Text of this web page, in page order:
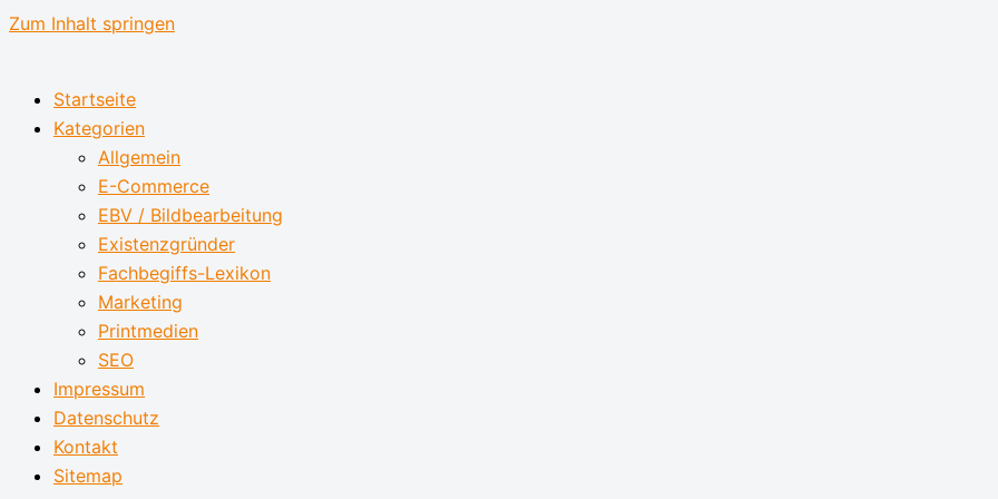
Zum Inhalt springen
Startseite
Kategorien
Allgemein
E-Commerce
EBV / Bildbearbeitung
Existenzgründer
Fachbegiffs-Lexikon
Marketing
Printmedien
SEO
Impressum
Datenschutz
Kontakt
Sitemap